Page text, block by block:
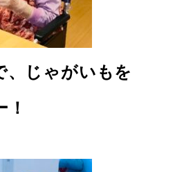
、じゃがいもを